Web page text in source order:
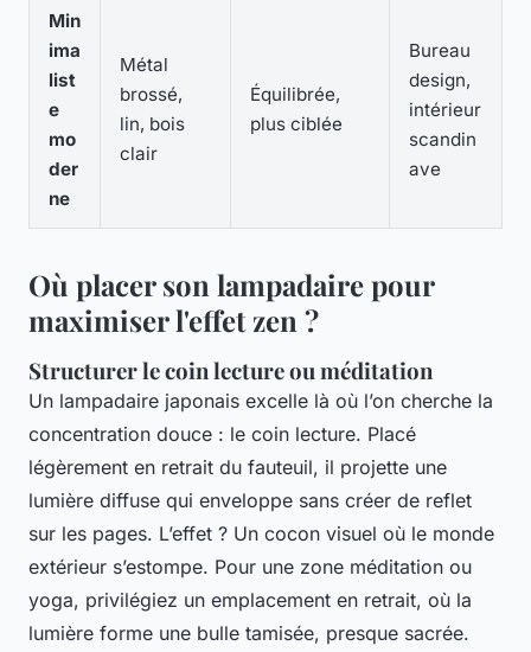
Min
ima
list
e
mo
der
ne
Métal
brossé,
lin, bois
clair
Équilibrée,
plus ciblée
Bureau
design,
intérieur
scandin
ave
Où placer son lampadaire pour
maximiser l'effet zen ?
Structurer le coin lecture ou méditation
Un lampadaire japonais excelle là où l’on cherche la
concentration douce : le coin lecture. Placé
légèrement en retrait du fauteuil, il projette une
lumière diffuse qui enveloppe sans créer de reflet
sur les pages. L’effet ? Un cocon visuel où le monde
extérieur s’estompe. Pour une zone méditation ou
yoga, privilégiez un emplacement en retrait, où la
lumière forme une bulle tamisée, presque sacrée.